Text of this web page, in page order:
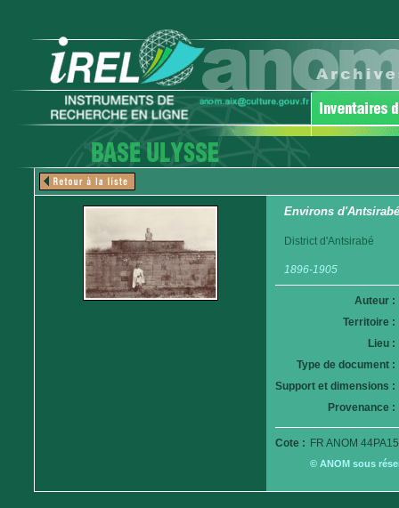
Environs
District d'Antsirabé
1896-1905
Auteur :
Territoire :
Lieu :
Type de document :
Support et dimensions :
Provenance :
Cote : FR ANOM
© ANOM sous